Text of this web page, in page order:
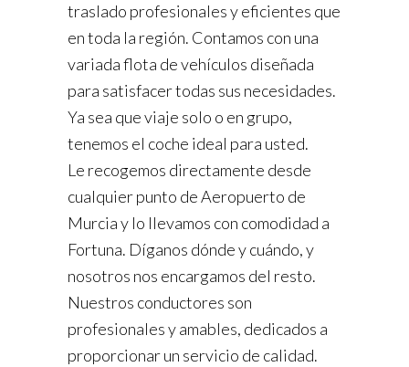
traslado profesionales y eficientes que
en toda la región. Contamos con una
variada flota de vehículos diseñada
para satisfacer todas sus necesidades.
Ya sea que viaje solo o en grupo,
tenemos el coche ideal para usted.
Le recogemos directamente desde
cualquier punto de Aeropuerto de
Murcia y lo llevamos con comodidad a
Fortuna. Díganos dónde y cuándo, y
nosotros nos encargamos del resto.
Nuestros conductores son
profesionales y amables, dedicados a
proporcionar un servicio de calidad.